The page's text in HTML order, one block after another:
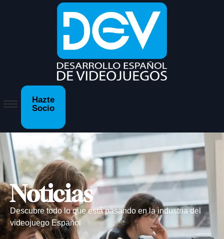
Hazte
Socio
Noticias
Descubre todo lo que está pasando en la industria del
videojuego Español